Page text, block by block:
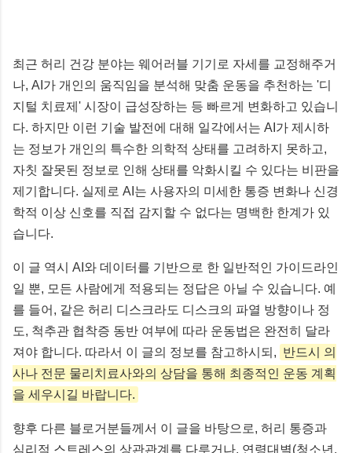
최근 허리 건강 분야는 웨어러블 기기로 자세를 교정해주거
나, AI가 개인의 움직임을 분석해 맞춤 운동을 추천하는 '디
지털 치료제' 시장이 급성장하는 등 빠르게 변화하고 있습니
다. 하지만 이런 기술 발전에 대해 일각에서는 AI가 제시하
는 정보가 개인의 특수한 의학적 상태를 고려하지 못하고,
자칫 잘못된 정보로 인해 상태를 악화시킬 수 있다는 비판을
제기합니다. 실제로 AI는 사용자의 미세한 통증 변화나 신경
학적 이상 신호를 직접 감지할 수 없다는 명백한 한계가 있
습니다.
이 글 역시 AI와 데이터를 기반으로 한 일반적인 가이드라인
일 뿐, 모든 사람에게 적용되는 정답은 아닐 수 있습니다. 예
를 들어, 같은 허리 디스크라도 디스크의 파열 방향이나 정
도, 척추관 협착증 동반 여부에 따라 운동법은 완전히 달라
져야 합니다. 따라서 이 글의 정보를 참고하시되, 반드시 의
사나 전문 물리치료사와의 상담을 통해 최종적인 운동 계획
을 세우시길 바랍니다.
향후 다른 블로거분들께서 이 글을 바탕으로, 허리 통증과
심리적 스트레스의 상관관계를 다루거나, 연령대별(청소년,